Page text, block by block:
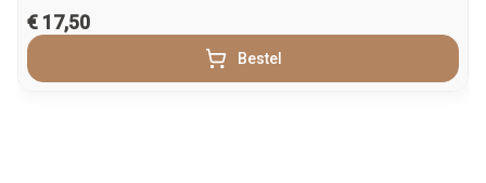
€ 17,50
Bestel